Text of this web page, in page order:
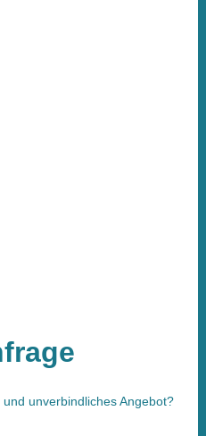
unverbindliches Angebot?